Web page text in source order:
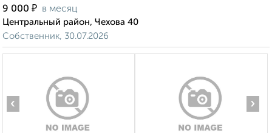
9 000 ₽ в месяц
Центральный район, Чехова 40
Собственник, 30.07.2026
‹ ›